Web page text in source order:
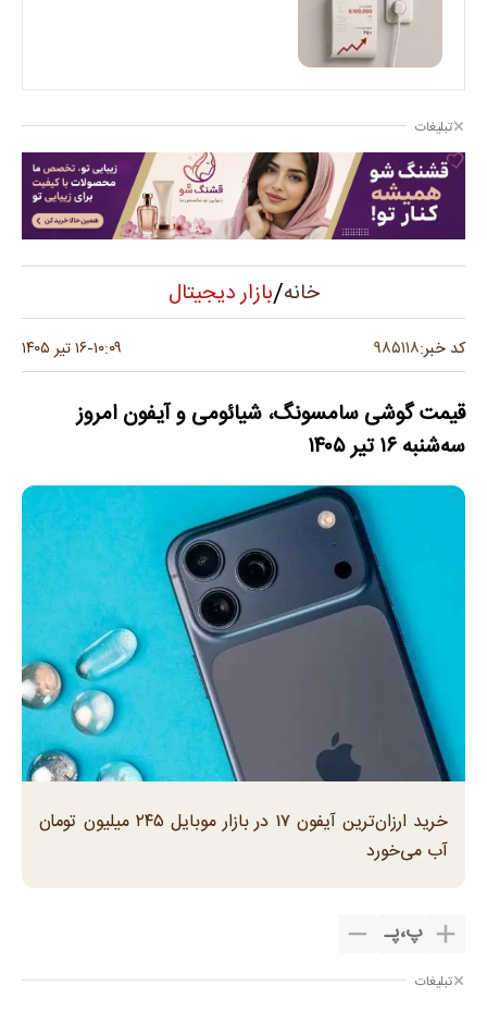
تبلیغات
خانه/بازار دیجیتال
کد خبر:۹۸۵۱۱۸ ۱۰:۰۹-۱۶ تیر ۱۴۰۵
قیمت گوشی سامسونگ، شیائومی و آیفون امروز
سه‌شنبه ۱۶ تیر ۱۴۰۵
خرید ارزان‌ترین آیفون ۱۷ در بازار موبایل ۲۴۵ میلیون تومان
آب می‌خورد
پ،پـ
تبلیغات